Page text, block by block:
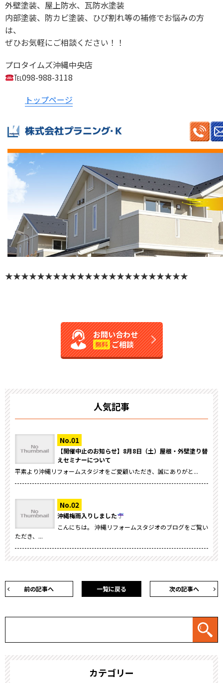
外壁塗装、屋上防水、瓦防水塗装
内部塗装、防カビ塗装、ひび割れ等の補修でお悩みの方
は、
ぜひお気軽にご相談ください！！
プロタイムズ沖縄中央店
℡098-988-3118
トップページ
★★★★★★★★★★★★★★★★★★★★★★★
お問い合わせ
無料 ご相談
人気記事
【開催中止のお知らせ】8月8日（土）屋根・外壁塗り替
えセミナーについて
平素より沖縄リフォームスタジオをご愛顧いただき、誠にありがと...
沖縄梅雨入りしました
こんにちは。 沖縄リフォームスタジオのブログをご覧い
ただき、...
前の記事へ 次の記事へ
一覧に戻る
カテゴリー